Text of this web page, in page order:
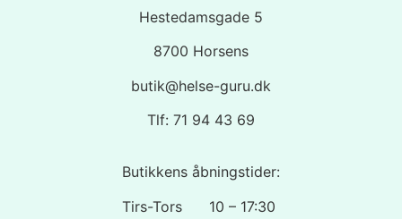
Hestedamsgade 5
8700 Horsens
butik@helse-guru.dk
Tlf: 71 94 43 69
Butikkens åbningstider:
Tirs-Tors 10 – 17:30